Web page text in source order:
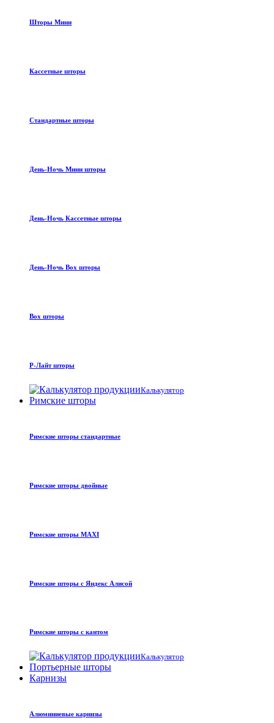
Шторы Мини
Кассетные шторы
Стандартные шторы
День-Ночь Мини шторы
День-Ночь Кассетные шторы
День-Ночь Box шторы
Box шторы
Р-Лайт шторы
Калькулятор
Римские шторы
Римские шторы стандартные
Римские шторы двойные
Римские шторы MAXI
Римские шторы с Яндекс Алисой
Римские шторы с кантом
Калькулятор
Портьерные шторы
Карнизы
Алюминиевые карнизы